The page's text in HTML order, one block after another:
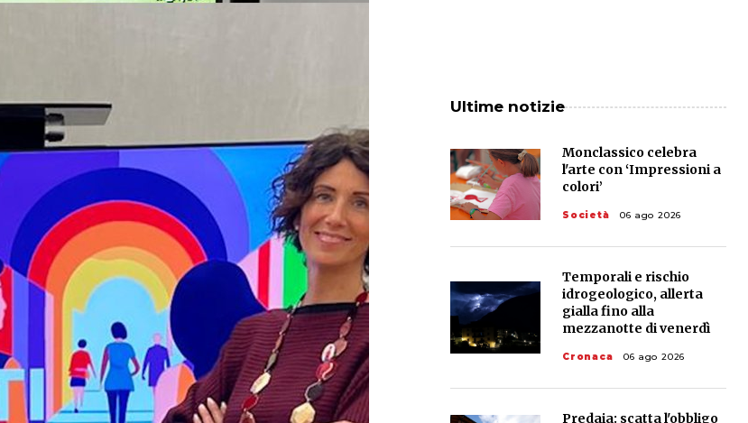
Ultime notizie
Monclassico celebra
l'arte con ‘Impressioni a
colori’
Società 06 ago 2026
Temporali e rischio
idrogeologico, allerta
gialla fino alla
mezzanotte di venerdì
Cronaca 06 ago 2026
Predaia: scatta l'obbligo